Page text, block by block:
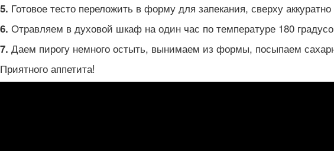
5. Готовое тесто переложить в форму для запекания, сверху
6. Отравляем в духовой шкаф на один час по температуре 180
7. Даем пирогу немного остыть, вынимаем из формы, посыпаем
Приятного аппетита!